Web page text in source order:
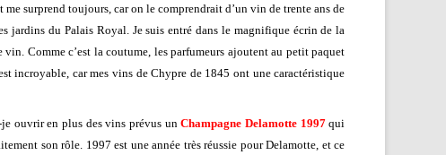
surprend toujours, car on le comprendrait d’un vin de trente ans de
jardins du Palais Royal. Je suis entré dans le magnifique écrin de la
Comme c’est la coutume, les parfumeurs ajoutent au petit paquet
incroyable, car mes vins de Chypre de 1845 ont une caractéristique
je ouvrir en plus des vins prévus unChampagne Delamotte 1997qui
son rôle. 1997 est une année très réussie pour Delamotte, et ce